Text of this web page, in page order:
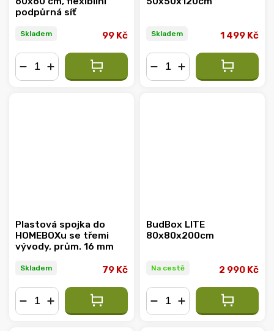
podpůrná síť
Skladem 99 Kč Skladem 1 499 Kč
Plastová spojka do
HOMEBOXu se třemi
vývody, prům. 16 mm
Skladem 79 Kč
BudBox LITE
80x80x200cm
Na cestě 2 990 Kč